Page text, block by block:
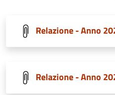
Relazione - Anno
Relazione - Anno